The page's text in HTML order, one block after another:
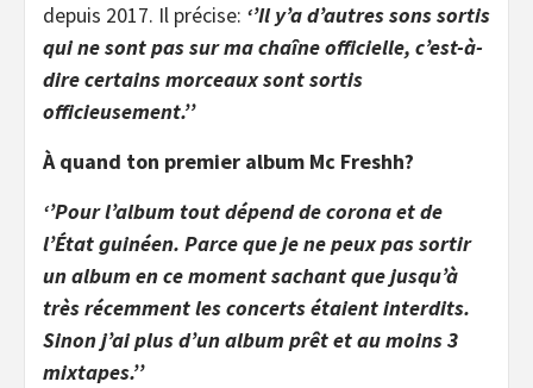
depuis 2017. Il précise: ‘’Il y’a d’autres sons sortis
qui ne sont pas sur ma chaîne officielle, c’est-à-
dire certains morceaux sont sortis
officieusement.’’
À quand ton premier album Mc Freshh?
‘’Pour l’album tout dépend de corona et de
l’État guinéen. Parce que je ne peux pas sortir
un album en ce moment sachant que jusqu’à
très récemment les concerts étaient interdits.
Sinon j’ai plus d’un album prêt et au moins 3
mixtapes.’’